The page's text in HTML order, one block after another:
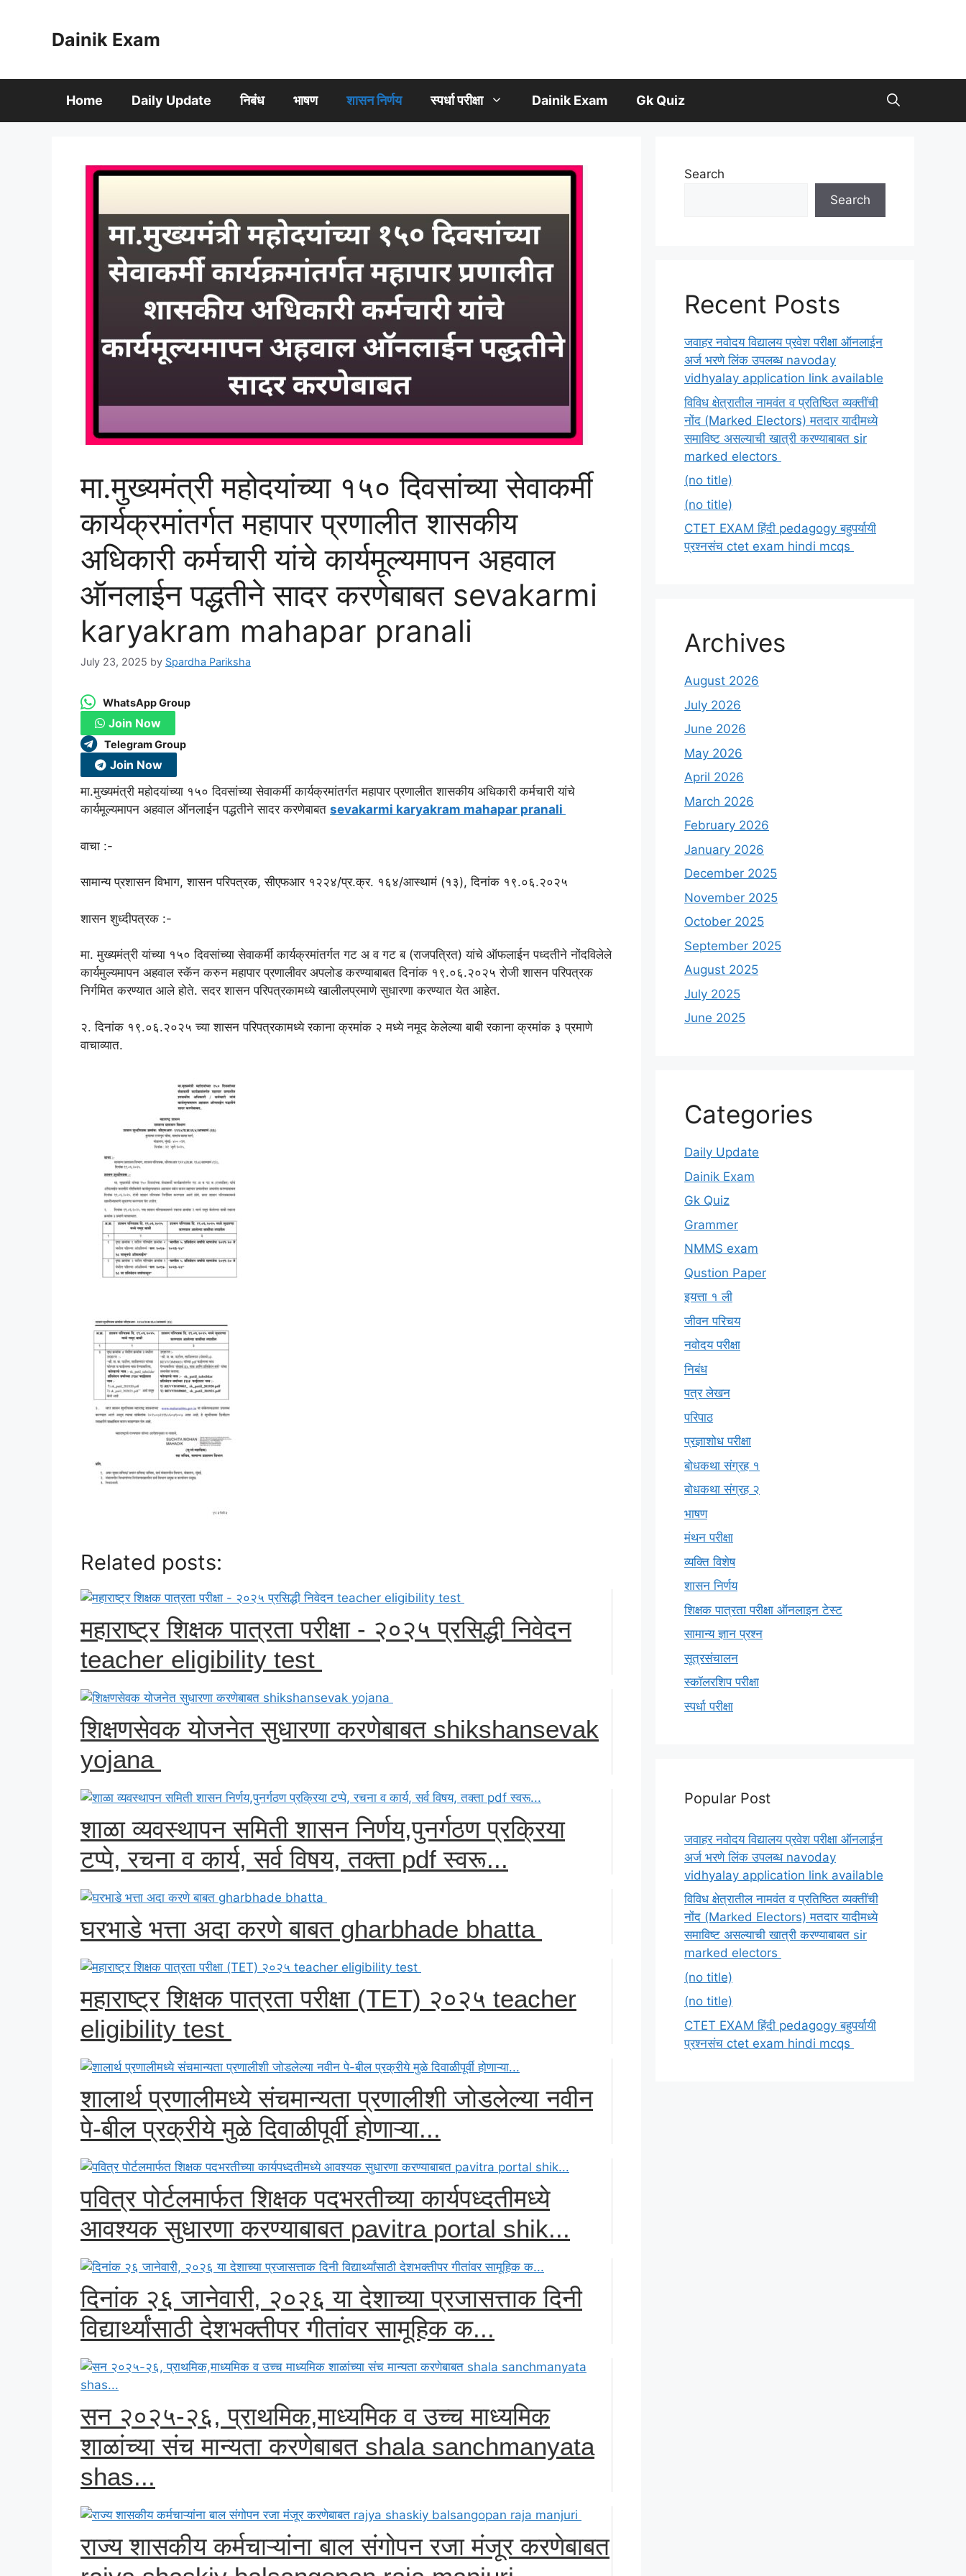
Dainik Exam
Home Daily Update निबंध भाषण शासन निर्णय स्पर्धा परीक्षा Dainik Exam Gk Quiz
मा.मुख्यमंत्री महोदयांच्या १५० दिवसांच्या सेवाकर्मी
कार्यक्रमांतर्गत महापार प्रणालीत शासकीय
अधिकारी कर्मचारी यांचे कार्यमूल्यमापन अहवाल
ऑनलाईन पद्धतीने सादर करणेबाबत sevakarmi
karyakram mahapar pranali
July 23, 2025 by Spardha Pariksha
WhatsApp Group
Join Now
Telegram Group
Join Now
मा.मुख्यमंत्री महोदयांच्या १५० दिवसांच्या सेवाकर्मी कार्यक्रमांतर्गत महापार प्रणालीत शासकीय अधिकारी कर्मचारी यांचे
कार्यमूल्यमापन अहवाल ऑनलाईन पद्धतीने सादर करणेबाबत sevakarmi karyakram mahapar pranali
वाचा :-
सामान्य प्रशासन विभाग, शासन परिपत्रक, सीएफआर १२२४/प्र.क्र. १६४/आस्थामं (१३), दिनांक १९.०६.२०२५
शासन शुध्दीपत्रक :-
मा. मुख्यमंत्री यांच्या १५० दिवसांच्या सेवाकर्मी कार्यक्रमांतर्गत गट अ व गट ब (राजपत्रित) यांचे ऑफलाईन पध्दतीने नोंदविलेले
कार्यमुल्यमापन अहवाल स्कॅन करुन महापार प्रणालीवर अपलोड करण्याबाबत दिनांक १९.०६.२०२५ रोजी शासन परिपत्रक
निर्गमित करण्यात आले होते. सदर शासन परिपत्रकामध्ये खालीलप्रमाणे सुधारणा करण्यात येत आहेत.
२. दिनांक १९.०६.२०२५ च्या शासन परिपत्रकामध्ये रकाना क्रमांक २ मध्ये नमूद केलेल्या बाबी रकाना क्रमांक ३ प्रमाणे
वाचाव्यात.
Related posts:
महाराष्ट्र शिक्षक पात्रता परीक्षा - २०२५ प्रसिद्धी निवेदन
teacher eligibility test
शिक्षणसेवक योजनेत सुधारणा करणेबाबत shikshansevak
yojana
शाळा व्यवस्थापन समिती शासन निर्णय,पुनर्गठण प्रक्रिया
टप्पे, रचना व कार्य, सर्व विषय, तक्ता pdf स्वरू...
घरभाडे भत्ता अदा करणे बाबत gharbhade bhatta
महाराष्ट्र शिक्षक पात्रता परीक्षा (TET) २०२५ teacher
eligibility test
शालार्थ प्रणालीमध्ये संचमान्यता प्रणालीशी जोडलेल्या नवीन
पे-बील प्रक्रीये मुळे दिवाळीपूर्वी होणाऱ्या...
पवित्र पोर्टलमार्फत शिक्षक पदभरतीच्या कार्यपध्दतीमध्ये
आवश्यक सुधारणा करण्याबाबत pavitra portal shik...
दिनांक २६ जानेवारी, २०२६ या देशाच्या प्रजासत्ताक दिनी
विद्यार्थ्यांसाठी देशभक्तीपर गीतांवर सामूहिक क...
सन २०२५-२६, प्राथमिक,माध्यमिक व उच्च माध्यमिक
शाळांच्या संच मान्यता करणेबाबत shala sanchmanyata
shas...
राज्य शासकीय कर्मचाऱ्यांना बाल संगोपन रजा मंजूर करणेबाबत
Search
Search
Recent Posts
जवाहर नवोदय विद्यालय प्रवेश परीक्षा ऑनलाईन
अर्ज भरणे लिंक उपलब्ध navoday
vidhyalay application link available
विविध क्षेत्रातील नामवंत व प्रतिष्ठित व्यक्तींची
नोंद (Marked Electors) मतदार यादीमध्ये
समाविष्ट असल्याची खात्री करण्याबाबत sir
marked electors
(no title)
(no title)
CTET EXAM हिंदी pedagogy बहुपर्यायी
प्रश्नसंच ctet exam hindi mcqs
Archives
August 2026
July 2026
June 2026
May 2026
April 2026
March 2026
February 2026
January 2026
December 2025
November 2025
October 2025
September 2025
August 2025
July 2025
June 2025
Categories
Daily Update
Dainik Exam
Gk Quiz
Grammer
NMMS exam
Qustion Paper
इयत्ता १ ली
जीवन परिचय
नवोदय परीक्षा
निबंध
पत्र लेखन
परिपाठ
प्रज्ञाशोध परीक्षा
बोधकथा संग्रह १
बोधकथा संग्रह २
भाषण
मंथन परीक्षा
व्यक्ति विशेष
शासन निर्णय
शिक्षक पात्रता परीक्षा ऑनलाइन टेस्ट
सामान्य ज्ञान प्रश्न
सूत्रसंचालन
स्कॉलरशिप परीक्षा
स्पर्धा परीक्षा
Popular Post
जवाहर नवोदय विद्यालय प्रवेश परीक्षा ऑनलाईन
अर्ज भरणे लिंक उपलब्ध navoday
vidhyalay application link available
विविध क्षेत्रातील नामवंत व प्रतिष्ठित व्यक्तींची
नोंद (Marked Electors) मतदार यादीमध्ये
समाविष्ट असल्याची खात्री करण्याबाबत sir
marked electors
(no title)
(no title)
CTET EXAM हिंदी pedagogy बहुपर्यायी
प्रश्नसंच ctet exam hindi mcqs